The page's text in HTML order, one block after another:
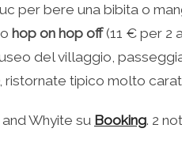
per bere una bibita o
hop on hop off(11 € per 2
del villaggio,
, ristornate tipico molto
Whyite su Booking. 2